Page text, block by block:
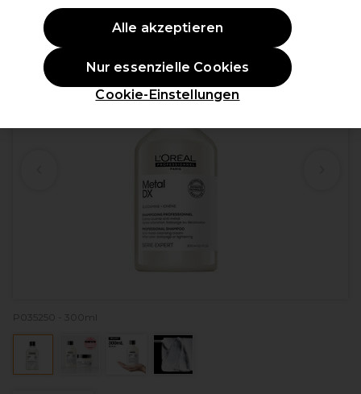
ANGEBOT
P035250 - 300ml
Cookie-Einstellungen
Nur essenzielle Cookies
Alle akzeptieren